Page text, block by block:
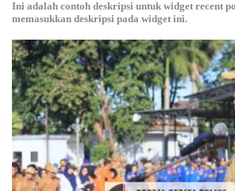
Ini adalah contoh deskripsi untuk widget recent
memasukkan deskripsi pada widget ini.